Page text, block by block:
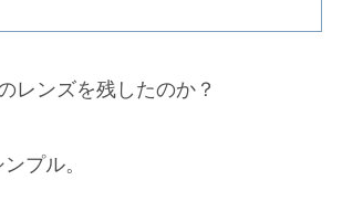
レンズを残したのか？
プル。